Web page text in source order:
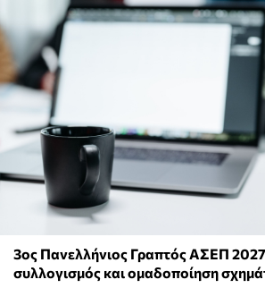
3ος Πανελλήνιος Γραπτός ΑΣΕΠ
συλλογισμός και ομαδοποίηση